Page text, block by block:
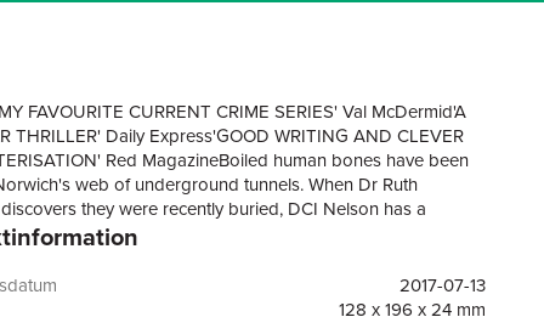
FAVOURITE CURRENT CRIME SERIES' Val McDermid'A
THRILLER' Daily Express'GOOD WRITING AND CLEVER
Red MagazineBoiled human bones have been
web of underground tunnels. When Dr Ruth
they were recently buried, DCI Nelson has a
on his hands. The boiling might have been just a
DS Judy Johnson is investigating the
of a local rough sleeper. The only trace of her is the
2017-07-13
128 x 196 x 24 mm